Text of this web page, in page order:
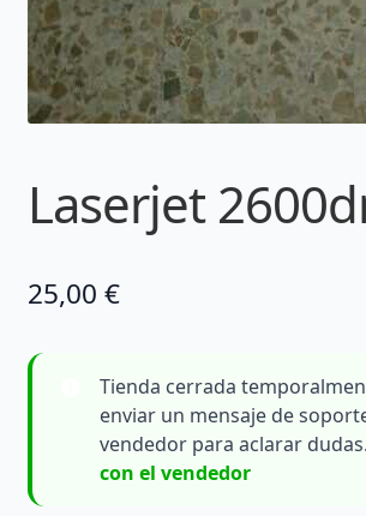
Laserjet
25,00 €
Tienda cerrada
enviar un mensaje de
vendedor para aclarar dudas.
con el vendedor